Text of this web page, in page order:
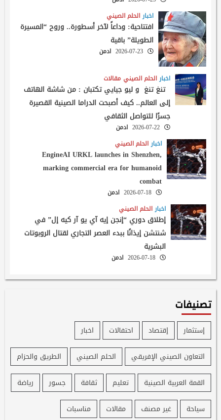
اخبار الحلم الصيني
افتتاحية: وداعاً لآخر أسطورة.. وروح “المسيرة
الطويلة” باقية
2026-07-23 ادمن
اخبار الحلم الصيني مقالات
تنغ تنغ و ليو جيايي تكتبان : من شاشة الهاتف
إلى العالم.. كيف أصبحت الدراما الصينية القصيرة
جسرًا للتواصل الثقافي
ادمن
اخبار الحلم الصيني
EngineAI URKL launches in Shenzhen,
marking commercial era for humanoid
combat
2026-07-18
ادمن
اخبار الحلم الصيني
إطلاق دوري “إنجن إيه آي يو آر كيه إل” في
شنتشن إيذانًا ببدء العصر التجاري لقتال الروبوتات
البشرية
ادمن
تصنيفات
إستثمار إقتصاد احتفالات
اخبار
التعاون الصيني الإفريقي
الحلم الصيني
الطريق والحزام
القمة العربية الصينية
تعليم ثقافة جسور
رياضة
سياحة
غير مصنف مقالات مناسبات